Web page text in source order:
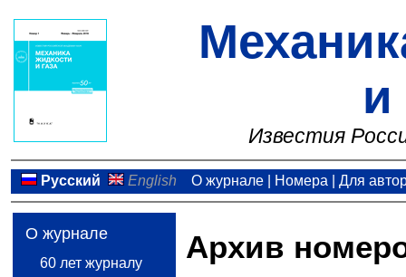
и
Известия
Русский English О журнале| Номера Для
О журнале
60 лет журналу Архив